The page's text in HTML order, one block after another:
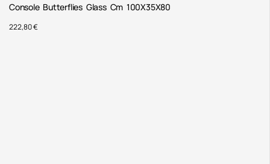
Console Butterflies Glass Cm 100X35X80
222,80€